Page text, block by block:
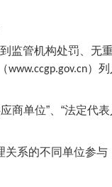
监管机构处罚、无
www.ccgp.gov.cn）
应商单位”、“法定代
系的不同单位参与